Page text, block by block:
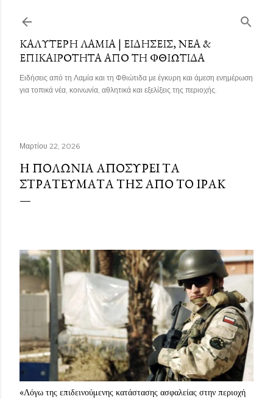
ΚΑΛΎΤΕΡΗ ΛΑΜΊΑ | ΕΙΔΉΣΕΙΣ, ΝΈΑ &
ΕΠΙΚΑΙΡΌΤΗΤΑ ΑΠΌ ΤΗ ΦΘΙΏΤΙΔΑ
Ειδήσεις από τη Λαμία και τη Φθιώτιδα με έγκυρη και άμεση ενημέρωση
για τοπικά νέα, κοινωνία, αθλητικά και εξελίξεις της περιοχής.
Μαρτίου 22, 2026
Η ΠΟΛΩΝΊΑ ΑΠΟΣΎΡΕΙ ΤΑ
ΣΤΡΑΤΕΎΜΑΤΆ ΤΗΣ ΑΠΌ ΤΟ ΙΡΆΚ
«Λόγω της επιδεινούμενης κατάστασης ασφαλείας στην περιοχή